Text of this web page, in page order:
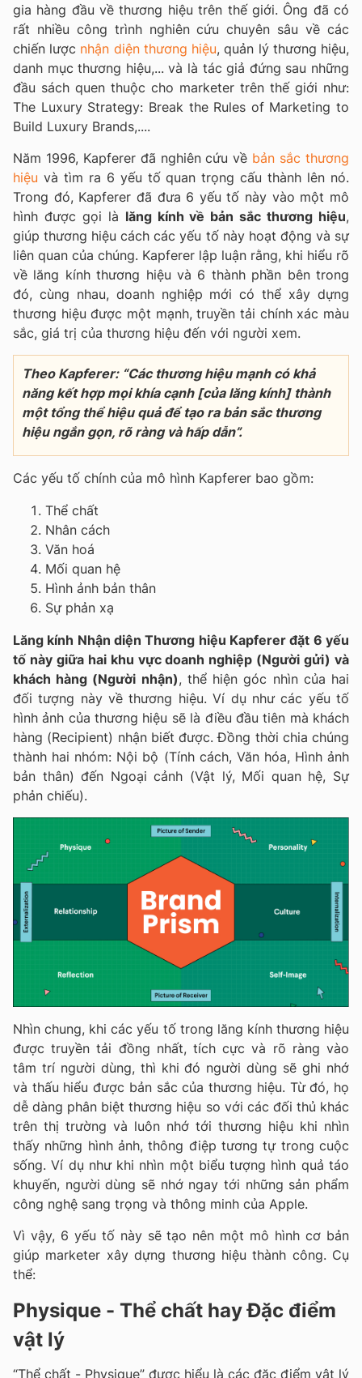
gia hàng đầu về thương hiệu trên thế giới. Ông đã có
rất nhiều công trình nghiên cứu chuyên sâu về các
chiến lược nhận diện thương hiệu, quản lý thương hiệu,
danh mục thương hiệu,... và là tác giả đứng sau những
đầu sách quen thuộc cho marketer trên thế giới như:
The Luxury Strategy: Break the Rules of Marketing to
Build Luxury Brands,....
Năm 1996, Kapferer đã nghiên cứu về bản sắc thương
hiệu và tìm ra 6 yếu tố quan trọng cấu thành lên nó.
Trong đó, Kapferer đã đưa 6 yếu tố này vào một mô
hình được gọi là lăng kính về bản sắc thương hiệu,
giúp thương hiệu cách các yếu tố này hoạt động và sự
liên quan của chúng. Kapferer lập luận rằng, khi hiểu rõ
về lăng kính thương hiệu và 6 thành phần bên trong
đó, cùng nhau, doanh nghiệp mới có thể xây dựng
thương hiệu được một mạnh, truyền tải chính xác màu
sắc, giá trị của thương hiệu đến với người xem.
Theo Kapferer: “Các thương hiệu mạnh có khả
năng kết hợp mọi khía cạnh [của lăng kính] thành
một tổng thể hiệu quả để tạo ra bản sắc thương
hiệu ngắn gọn, rõ ràng và hấp dẫn”.
Các yếu tố chính của mô hình Kapferer bao gồm:
Thể chất
Nhân cách
Văn hoá
Mối quan hệ
Hình ảnh bản thân
Sự phản xạ
Lăng kính Nhận diện Thương hiệu Kapferer đặt 6 yếu
tố này giữa hai khu vực doanh nghiệp (Người gửi) và
khách hàng (Người nhận), thể hiện góc nhìn của hai
đối tượng này về thương hiệu. Ví dụ như các yếu tố
hình ảnh của thương hiệu sẽ là điều đầu tiên mà khách
hàng (Recipient) nhận biết được. Đồng thời chia chúng
thành hai nhóm: Nội bộ (Tính cách, Văn hóa, Hình ảnh
bản thân) đến Ngoại cảnh (Vật lý, Mối quan hệ, Sự
phản chiếu).
Nhìn chung, khi các yếu tố trong lăng kính thương hiệu
được truyền tải đồng nhất, tích cực và rõ ràng vào
tâm trí người dùng, thì khi đó người dùng sẽ ghi nhớ
và thấu hiểu được bản sắc của thương hiệu. Từ đó, họ
dễ dàng phân biệt thương hiệu so với các đối thủ khác
trên thị trường và luôn nhớ tới thương hiệu khi nhìn
thấy những hình ảnh, thông điệp tương tự trong cuộc
sống. Ví dụ như khi nhìn một biểu tượng hình quả táo
khuyến, người dùng sẽ nhớ ngay tới những sản phẩm
công nghệ sang trọng và thông minh của Apple.
Vì vậy, 6 yếu tố này sẽ tạo nên một mô hình cơ bản
giúp marketer xây dựng thương hiệu thành công. Cụ
thể:
Physique - Thể chất hay Đặc điểm
vật lý
“Thể chất - Physique” được hiểu là các đặc điểm vật lý